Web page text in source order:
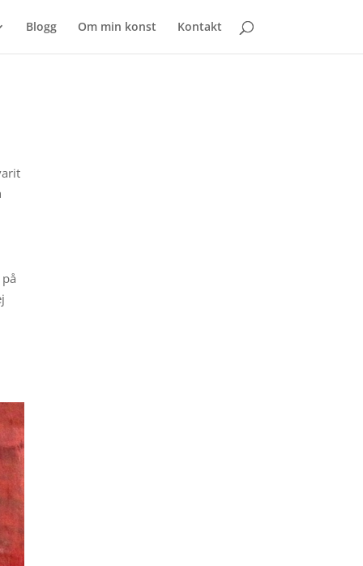
Blogg Om min konst Kontakt